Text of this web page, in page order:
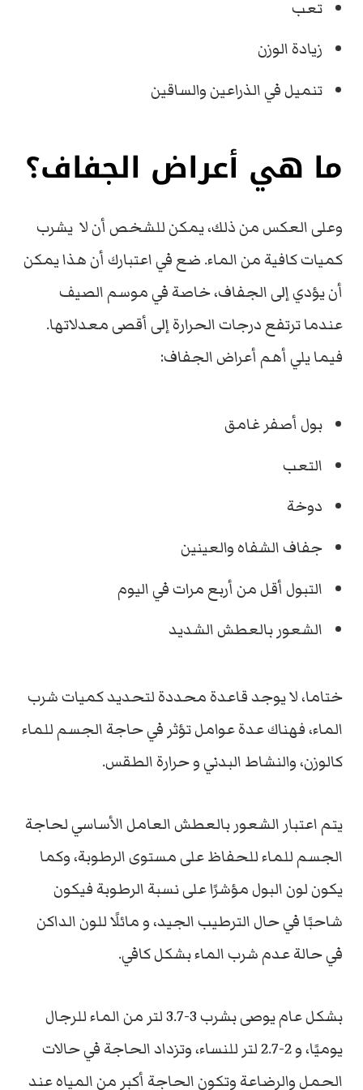
تعب
زيادة الوزن
تنميل في الذراعين والساقين
ما هي أعراض الجفاف؟
وعلى العكس من ذلك، يمكن للشخص أن لا يشرب
كميات كافية من الماء. ضع في اعتبارك أن هذا يمكن
أن يؤدي إلى الجفاف، خاصة في موسم الصيف
عندما ترتفع درجات الحرارة إلى أقصى معدلاتها.
فيما يلي أهم أعراض الجفاف:
بول أصفر غامق
التعب
دوخة
جفاف الشفاه والعينين
التبول أقل من أربع مرات في اليوم
الشعور بالعطش الشديد
ختاما، لا يوجد قاعدة محددة لتحديد كميات شرب
الماء، فهناك عدة عوامل تؤثر في حاجة الجسم للماء
كالوزن، والنشاط البدني و حرارة الطقس.
يتم اعتبار الشعور بالعطش العامل الأساسي لحاجة
الجسم للماء للحفاظ على مستوى الرطوبة، وكما
يكون لون البول مؤشرًا على نسبة الرطوبة فيكون
شاحبًا في حال الترطيب الجيد، و مائلًا للون الداكن
في حالة عدم شرب الماء بشكل كافي.
بشكل عام يوصى بشرب 3-3.7 لتر من الماء للرجال
يوميًا، و 2-2.7 لتر للنساء، وتزداد الحاجة في حالات
الحمل والرضاعة وتكون الحاجة أكبر من المياه عند